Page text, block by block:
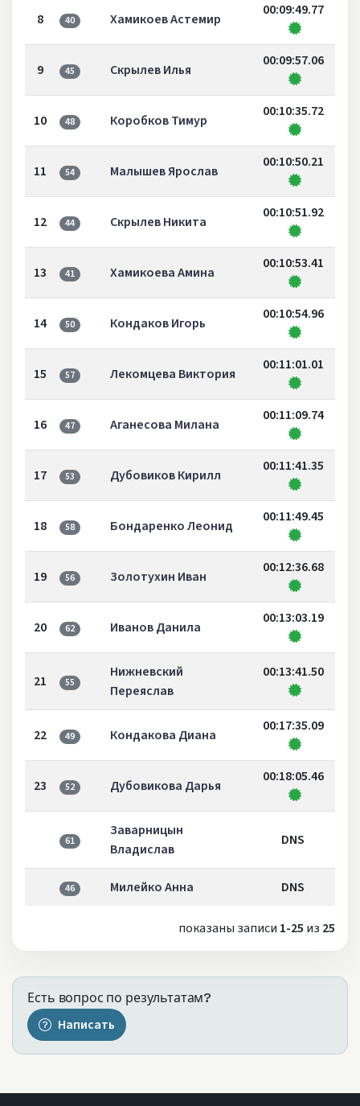
8 40 Хамикоев Астемир
00:09:49.77
9 45 Скрылев Илья
00:09:57.06
10 48 Коробков Тимур
00:10:35.72
11 54 Малышев Ярослав
00:10:50.21
12 44 Скрылев Никита
00:10:51.92
13 41 Хамикоева Амина
00:10:53.41
14 50 Кондаков Игорь
00:10:54.96
15 57 Лекомцева Виктория
00:11:01.01
16 47 Аганесова Милана
00:11:09.74
17 53 Дубовиков Кирилл
00:11:41.35
18 58 Бондаренко Леонид
00:11:49.45
19 56 Золотухин Иван
00:12:36.68
20 62 Иванов Данила
00:13:03.19
21 55
Нижневский
Переяслав
00:13:41.50
22 49 Кондакова Диана
00:17:35.09
23 52 Дубовикова Дарья
00:18:05.46
61
Заварницын
Владислав
DNS
46 Милейко Анна DNS
показаны записи 1-25 из 25
Есть вопрос по результатам?
Написать